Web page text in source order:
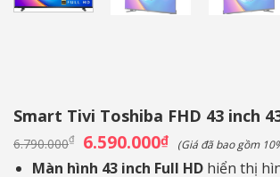
Smart Tivi Toshiba FHD 43 inch
6.790.000₫ Giá
gốc
là:
6.590.000₫Giá
hiện
tại
(Giá đã bao gồm
Màn hình 43 inch Full HDhiển thị